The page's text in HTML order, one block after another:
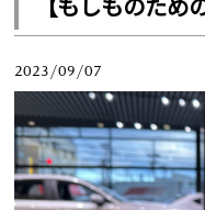
【もしものため
2023/09/07